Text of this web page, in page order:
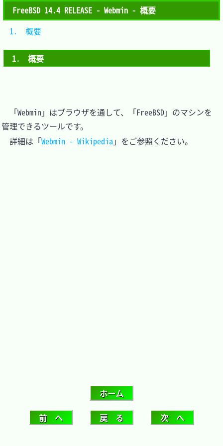
FreeBSD 14.4 RELEASE - Webmin - 概要
1.　概要
「Webmin」はブラウザを通して、「FreeBSD」のマシンを
管理できるツールです。
詳細は「Webmin - Wikipedia 」をご参照ください。